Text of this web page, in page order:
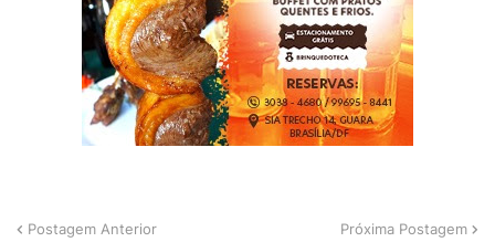
Postagem Anterior Próxima Postagem